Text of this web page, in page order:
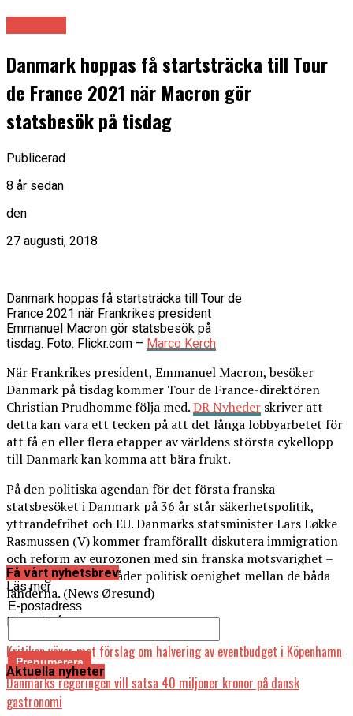
Danmark hoppas få startsträcka till Tour
de France 2021 när Macron gör
statsbesök på tisdag
Publicerad
8 år sedan
den
27 augusti, 2018
Danmark hoppas få startsträcka till Tour de
France 2021 när Frankrikes president
Emmanuel Macron gör statsbesök på
tisdag. Foto: Flickr.com – Marco Kerch
När Frankrikes president, Emmanuel Macron, besöker
Danmark på tisdag kommer Tour de France-direktören
Christian Prudhomme följa med.DR Nyheder skriver att
detta kan vara ett tecken på att det långa lobbyarbetet för
att få en eller flera etapper av världens största cykellopp
till Danmark kan komma att bära frukt.
På den politiska agendan för det första franska
statsbesöket i Danmark på 36 år står säkerhetspolitik,
yttrandefrihet och EU. Danmarks statsminister Lars Løkke
Rasmussen (V) kommer framförallt diskutera immigration
och reform av eurozonen med sin franska motsvarighet –
två frågor där det råder politisk oenighet mellan de båda
länderna. (News Øresund)
Läs också:
Kritiken växer mot förslag om halvering av eventbudget i Köpenhamn
Danmarks regeringen vill satsa 40 miljoner kronor på dansk
gastronomi
Läs mer
Få vårt nyhetsbrev
E-postadress
Aktuella nyheter